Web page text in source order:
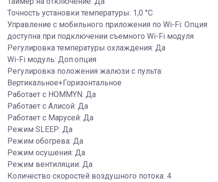
Точность установки температуры: 1,0 °С
Управление c мобильного приложения по Wi-Fi: Опция
доступна при подключении съемного Wi-Fi модуля
Регулировка температуры охлаждения: Да
Wi-Fi модуль: Доп.опция
Регулировка положения жалюзи с пульта:
Вертикальное+Горизонтальное
Работает с HOMMYN: Да
Работает с Алисой: Да
Работает с Марусей: Да
Режим SLEEP: Да
Режим обогрева: Да
Режим осушения: Да
Режим вентиляции: Да
Количество скоростей воздушного потока: 4